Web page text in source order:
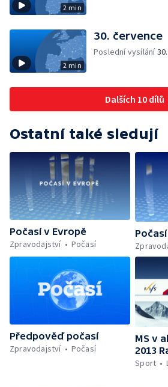
2 min
2 min
30. července
Poslední vysílání
Dalších 10 dílů
Ostatní také sledují
Počasí v Evropě
Zpravodajství
Počasí
Předpověď počasí
Zpravodajství
Počasí
MS v
2013
Sport